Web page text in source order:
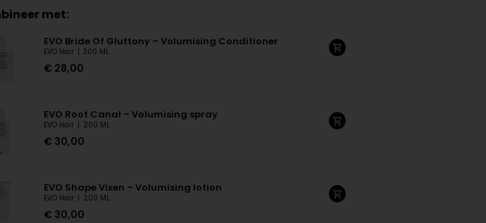
met:
EVO Bride Of Gluttony – Volumising Conditioner
EVO Hair 300 ML
€ 28,00
EVO Root Canal – Volumising spray
EVO Hair | 200 ML
€ 30,00
EVO Shape Vixen – Volumising lotion
EVO Hair | 200 ML
€ 30,00